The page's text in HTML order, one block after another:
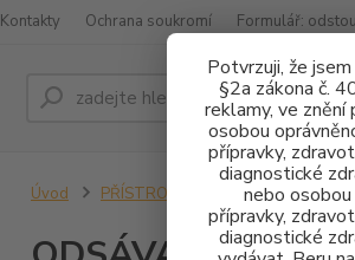
Potvrzuji, že
§2a zákona č.
reklamy, ve znění
osobou
přípravky,
diagnostické
nebo
přípravky,
diagnostické
Kontakty Ochrana soukromí Formulář:
Úvod PŘÍSTROJOVÉ VYBAVENÍ